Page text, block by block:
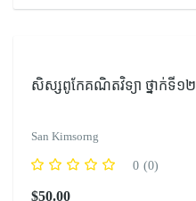
សិស្សពូកែគណិតវិទ្យា ថ្នាក់ទី១២
San Kimsorng
0 (0)
$50.00